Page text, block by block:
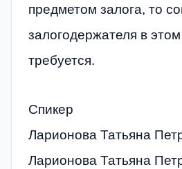
предметом залога, то
залогодержателя в
требуется.
Спикер
Ларионова Татьяна
Ларионова Татьяна